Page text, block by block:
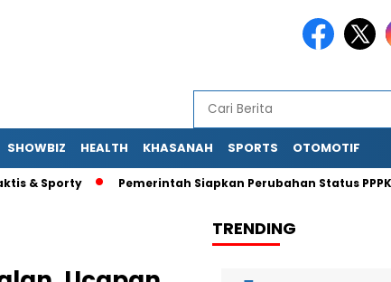
SHOWBIZ HEALTH KHASANAH SPORTS OTOMOTIF
Sporty Pemerintah Siapkan Perubahan Status PPPK
TRENDING